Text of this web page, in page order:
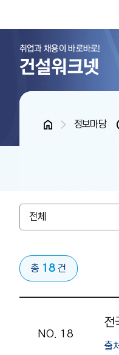
홈 정보마당
총 18 건
NO. 18
전
출